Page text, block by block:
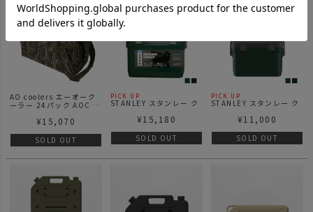
AO coolers エーオーク
ーラー 24パック AOC パ
クーラー モッシーオーク
¥15,070
SOLD OUT
PICK UP
STANLEY スタンレー ク
ャンプ キャンプ用品 ア
ピクニック 持ち運び 携
帯 収納 大型 大容量 大人
釣り 便利 密閉 開けやす
¥15,180
SOLD OUT
PICK UP
STANLEY スタンレー ク
ャンプ キャンプ用品 ア
ソロキャンプ ソロ 1人
ピクニック 持ち運び 携
便利 密閉 開けやすい
¥11,000
SOLD OUT